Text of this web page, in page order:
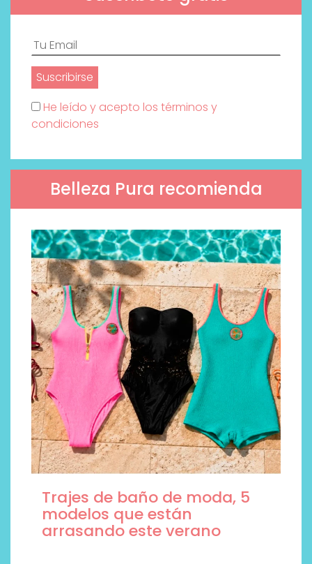
He leído y acepto los términos y
condiciones
Belleza Pura recomienda
Trajes de baño de moda, 5
modelos que están
arrasando este verano